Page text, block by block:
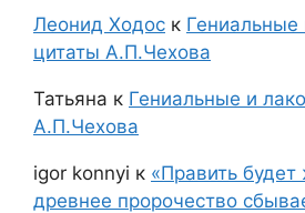
Леонид Ходос к Гениальные
цитаты А.П.Чехова
Татьяна к Гениальные и
А.П.Чехова
igor konnyi к «Править будет
древнее пророчество